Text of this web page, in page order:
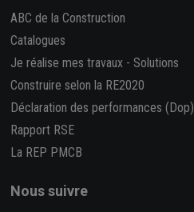
ABC de la Construction
Catalogues
Je réalise mes travaux - Solutions
Construire selon la RE2020
Déclaration des performances (Dop)
Rapport RSE
La REP PMCB
Nous suivre